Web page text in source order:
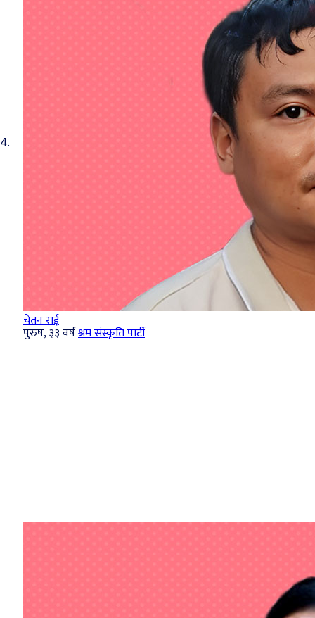
4.
चेतन राई
पुरुष, ३३ वर्षश्रम संस्कृति पार्टी